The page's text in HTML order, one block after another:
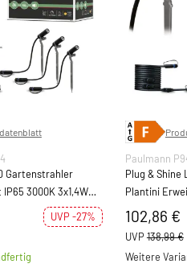
Gartenstrahler
3000K 3x1,4W
UVP -27%
Paulmann
Plug & Shine
Plantini
3x 2W
102,86 €
UVP 138,99 €
Weitere